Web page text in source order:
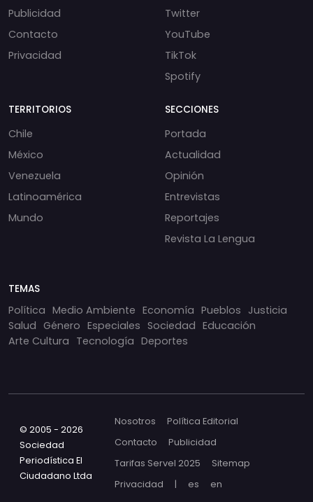
Publicidad
Contacto
Privacidad
Twitter
YouTube
TikTok
Spotify
TERRITORIOS
Chile
México
Venezuela
Latinoamérica
Mundo
SECCIONES
Portada
Actualidad
Opinión
Entrevistas
Reportajes
Revista La Lengua
TEMAS
Política Medio Ambiente Economía Pueblos Justicia
Salud Género Especiales Sociedad Educación
Arte Cultura Tecnología Deportes
© 2005 - 2026
Sociedad
Periodística El
Ciudadano Ltda
Nosotros
Política Editorial
Contacto
Publicidad
Tarifas Servel 2025
Sitemap
Privacidad
| es en